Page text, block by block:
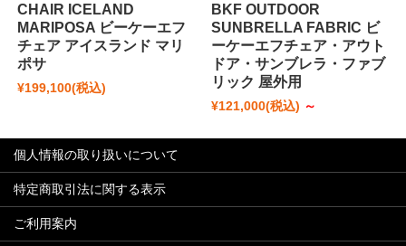
CHAIR ICELAND
MARIPOSA ビーケーエフ
チェア アイスランド マリ
ポサ
¥199,100(税込)
BKF OUTDOOR
SUNBRELLA FABRIC ビ
ーケーエフチェア・アウト
ドア・サンブレラ・ファブ
リック 屋外用
¥121,000(税込) ～
個人情報の取り扱いについて
特定商取引法に関する表示
ご利用案内